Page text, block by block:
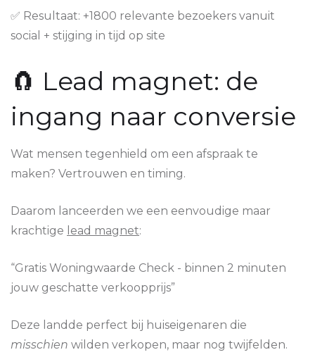
✅ Resultaat: +1800 relevante bezoekers vanuit
social + stijging in tijd op site
🧲 Lead magnet: de
ingang naar conversie
Wat mensen tegenhield om een afspraak te
maken? Vertrouwen en timing.
Daarom lanceerden we een eenvoudige maar
krachtige lead magnet:
“Gratis Woningwaarde Check - binnen 2 minuten
jouw geschatte verkoopprijs”
Deze landde perfect bij huiseigenaren die
misschien wilden verkopen, maar nog twijfelden.